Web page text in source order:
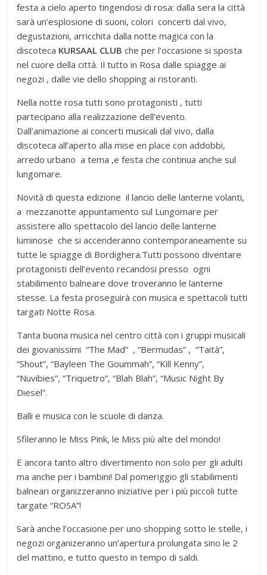
festa a cielo aperto tingendosi di rosa: dalla sera la città
sarà un’esplosione di suoni, colori concerti dal vivo,
degustazioni, arricchita dalla notte magica con la
discoteca KURSAAL CLUB che per l’occasione si sposta
nel cuore della città. Il tutto in Rosa dalle spiagge ai
negozi , dalle vie dello shopping ai ristoranti.
Nella notte rosa tutti sono protagonisti , tutti
partecipano alla realizzazione dell’evento.
Dall’animazione ai concerti musicali dal vivo, dalla
discoteca all’aperto alla mise en place con addobbi,
arredo urbano a tema ,e festa che continua anche sul
lungomare.
Novità di questa edizione il lancio delle lanterne volanti,
a mezzanotte appuntamento sul Lungomare per
assistere allo spettacolo del lancio delle lanterne
luminose che si accenderanno contemporaneamente su
tutte le spiagge di Bordighera.Tutti possono diventare
protagonisti dell’evento recandosi presso ogni
stabilimento balneare dove troveranno le lanterne
stesse. La festa proseguirà con musica e spettacoli tutti
targati Notte Rosa.
Tanta buona musica nel centro città con i gruppi musicali
dei giovanissimi “The Mad” , “Bermudas” , “Taità”,
“Shout”, “Bayleen The Goummah”, “Kill Kenny”,
“Nuvibies”, “Triquetro”, “Blah Blah”, “Music Night By
Diesel”.
Balli e musica con le scuole di danza.
Sfileranno le Miss Pink, le Miss più alte del mondo!
E ancora tanto altro divertimento non solo per gli adulti
ma anche per i bambini! Dal pomeriggio gli stabilimenti
balneari organizzeranno iniziative per i più piccoli tutte
targate “ROSA”!
Sarà anche l’occasione per uno shopping sotto le stelle, i
negozi organizeranno un’apertura prolungata sino le 2
del mattino, e tutto questo in tempo di saldi.